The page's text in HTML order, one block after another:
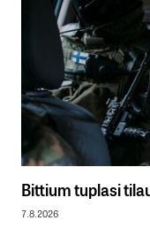
Bittium tuplasi
7.8.2026